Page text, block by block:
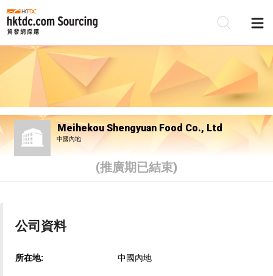
Meihekou Shengyuan Food Co., Ltd
中國內地
(推廣期已結束)
公司資料
所在地: 中國內地